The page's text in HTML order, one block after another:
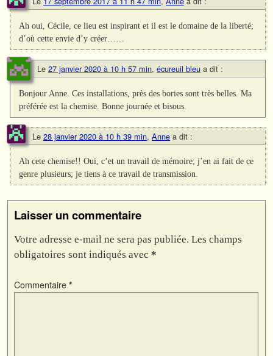
Ah oui, Cécile, ce lieu est inspirant et il est le domaine de la liberté;
d’où cette envie d’y créer……
Le 27 janvier 2020 à 10 h 57 min, écureuil bleu a dit :
Bonjour Anne. Ces installations, près des bories sont très belles. Ma
préférée est la chemise. Bonne journée et bisous.
Le 28 janvier 2020 à 10 h 39 min, Anne a dit :
Ah cete chemise!! Oui, c’et un travail de mémoire; j’en ai fait de ce
genre plusieurs; je tiens à ce travail de transmission.
Laisser un commentaire
Votre adresse e-mail ne sera pas publiée. Les champs
obligatoires sont indiqués avec *
Commentaire *